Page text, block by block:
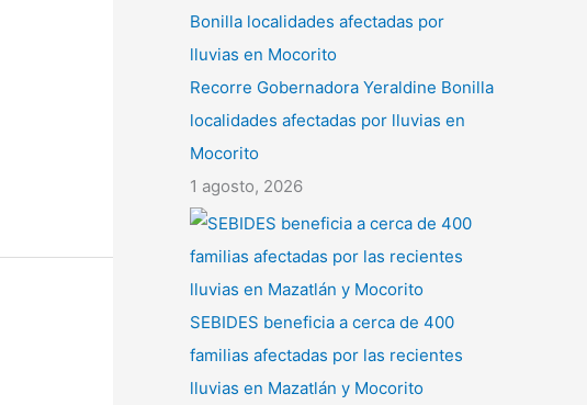
Recorre Gobernadora Yeraldine Bonilla
localidades afectadas por lluvias en
Mocorito
1 agosto, 2026
SEBIDES beneficia a cerca de 400
familias afectadas por las recientes
lluvias en Mazatlán y Mocorito